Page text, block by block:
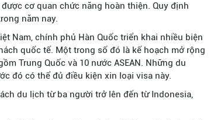
cơ quan chức năng hoàn thiện. Quy định
năm nay.
Nam, chính phủ Hàn Quốc triển khai nhiều biện
quốc tế. Một trong số đó là kế hoạch mở rộng
Trung Quốc và 10 nước ASEAN. Những du
đó có thể đủ điều kiện xin loại visa này.
du lịch từ ba người trở lên đến từ Indonesia,